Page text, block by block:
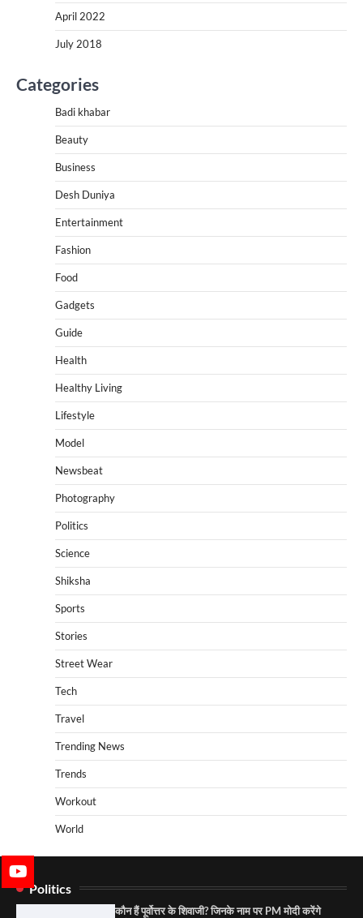
April 2022
July 2018
Categories
Badi khabar
Beauty
Business
Desh Duniya
Entertainment
Fashion
Food
Gadgets
Guide
Health
Healthy Living
Lifestyle
Model
Newsbeat
Photography
Politics
Science
Shiksha
Sports
Stories
Street Wear
Tech
Travel
Trending News
Trends
Workout
World
Politics
कौन हैं पूर्वोत्तर के शिवाजी? जिनके नाम पर PM मोदी करेंगे